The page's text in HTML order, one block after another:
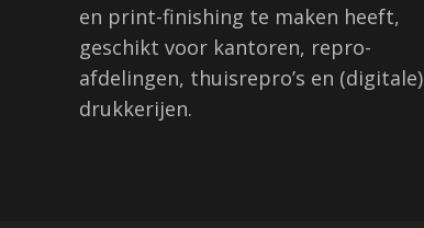
en print-finishing te maken heeft,
geschikt voor kantoren, repro-
afdelingen, thuisrepro’s en (digitale)
drukkerijen.